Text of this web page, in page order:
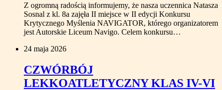
Z ogromną radością informujemy, że nasza uczennica Natasza
Sosnal z kl. 8a zajęła II miejsce w II edycji Konkursu
Krytycznego Myślenia NAVIGATOR, którego organizatorem
jest Autorskie Liceum Navigo. Celem konkursu…
24 maja 2026
CZWÓRBÓJ
LEKKOATLETYCZNY KLAS IV-VI